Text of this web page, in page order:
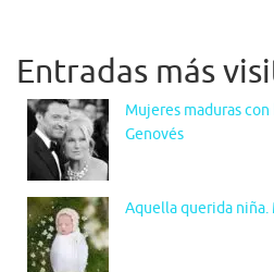
Entradas más
Mujeres maduras
Genovés
Aquella querida niña.